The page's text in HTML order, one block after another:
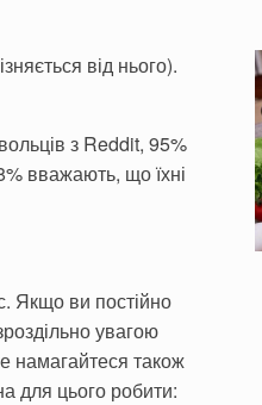
від нього).
з Reddit, 95%
вважають, що їхні
Якщо ви постійно
увагою
намагайтеся також
для цього робити: